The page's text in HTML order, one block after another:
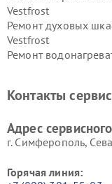
Vestfrost
Ремонт духовых
Vestfrost
Ремонт
Vestfrost
Контакты
Адрес
г. Симферополь,
Горячая линия: